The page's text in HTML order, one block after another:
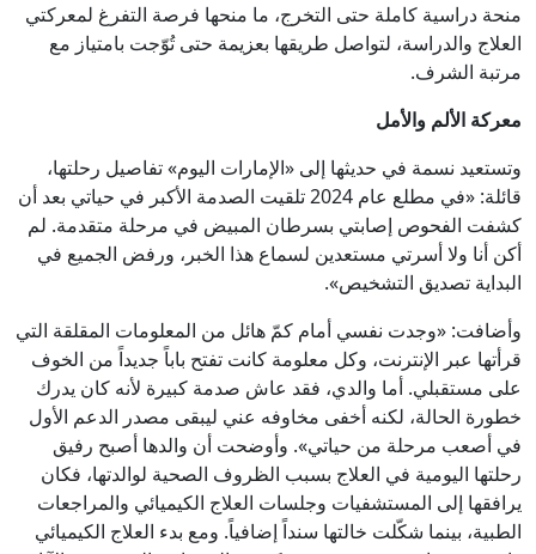
دول لمراقبة "نزع" سلاح حزب الله
صنّاع محتوى يروجون معلومات «مجهولة
تصريحات منسوبة للاعب ألفارو
منحة دراسية كاملة حتى التخرج، ما منحها فرصة التفرغ لمعركتي
العلاج والدراسة، لتواصل طريقها بعزيمة حتى تُوّجت بامتياز مع
مرتبة الشرف.
معركة الألم والأمل
وتستعيد نسمة في حديثها إلى «الإمارات اليوم» تفاصيل رحلتها،
قائلة: «في مطلع عام 2024 تلقيت الصدمة الأكبر في حياتي بعد أن
كشفت الفحوص إصابتي بسرطان المبيض في مرحلة متقدمة. لم
أكن أنا ولا أسرتي مستعدين لسماع هذا الخبر، ورفض الجميع في
البداية تصديق التشخيص».
وأضافت: «وجدت نفسي أمام كمّ هائل من المعلومات المقلقة التي
قرأتها عبر الإنترنت، وكل معلومة كانت تفتح باباً جديداً من الخوف
على مستقبلي. أما والدي، فقد عاش صدمة كبيرة لأنه كان يدرك
خطورة الحالة، لكنه أخفى مخاوفه عني ليبقى مصدر الدعم الأول
في أصعب مرحلة من حياتي». وأوضحت أن والدها أصبح رفيق
رحلتها اليومية في العلاج بسبب الظروف الصحية لوالدتها، فكان
يرافقها إلى المستشفيات وجلسات العلاج الكيميائي والمراجعات
الطبية، بينما شكّلت خالتها سنداً إضافياً. ومع بدء العلاج الكيميائي